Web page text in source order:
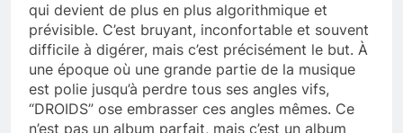
qui devient de plus en plus algorithmique et
prévisible. C’est bruyant, inconfortable et souvent
difficile à digérer, mais c’est précisément le but. À
une époque où une grande partie de la musique
est polie jusqu’à perdre tous ses angles vifs,
“DROIDS” ose embrasser ces angles mêmes. Ce
n’est pas un album parfait, mais c’est un album